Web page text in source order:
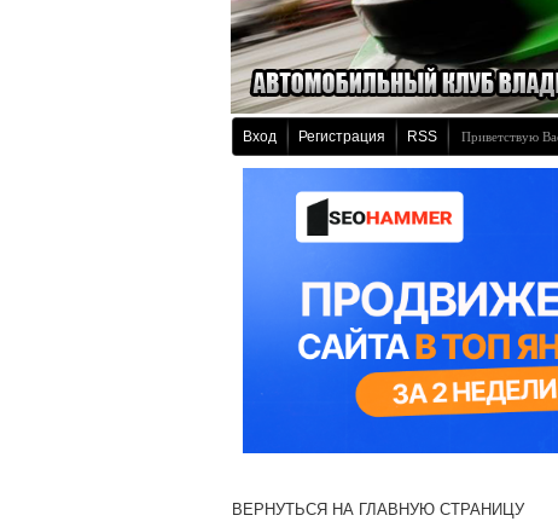
Вход Регистрация RSS Приветствую
ВЕРНУТЬСЯ НА ГЛАВНУЮ СТРАНИЦУ